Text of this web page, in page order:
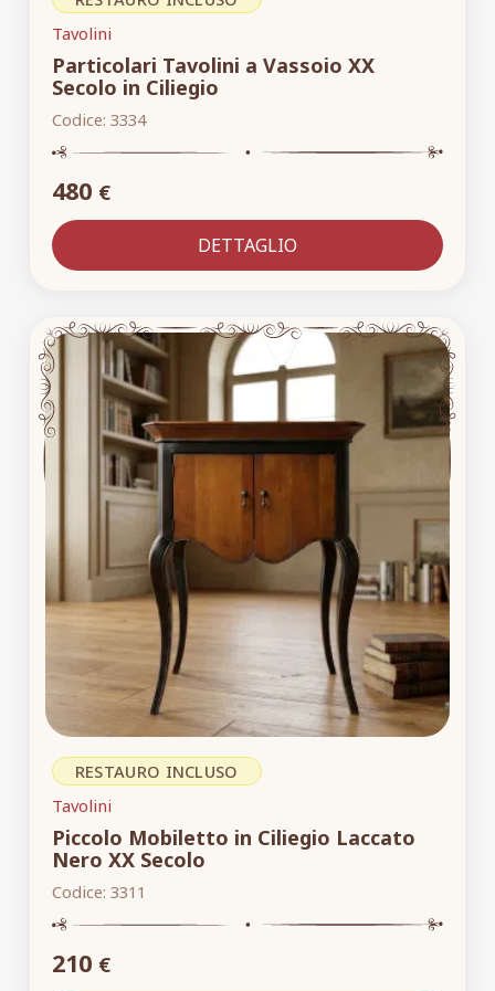
Tavolini
Particolari Tavolini a Vassoio XX
Secolo in Ciliegio
Codice: 3334
480 €
DETTAGLIO
RESTAURO INCLUSO
Tavolini
Piccolo Mobiletto in Ciliegio Laccato
Nero XX Secolo
Codice: 3311
210 €